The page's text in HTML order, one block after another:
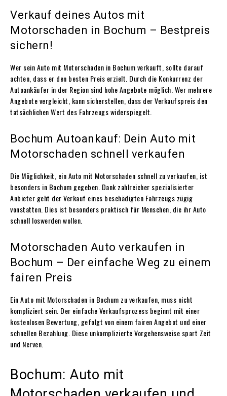
Verkauf deines Autos mit
Motorschaden in Bochum – Bestpreis
sichern!
Wer sein Auto mit Motorschaden in Bochum verkauft, sollte darauf
achten, dass er den besten Preis erzielt. Durch die Konkurrenz der
Autoankäufer in der Region sind hohe Angebote möglich. Wer mehrere
Angebote vergleicht, kann sicherstellen, dass der Verkaufspreis den
tatsächlichen Wert des Fahrzeugs widerspiegelt.
Bochum Autoankauf: Dein Auto mit
Motorschaden schnell verkaufen
Die Möglichkeit, ein Auto mit Motorschaden schnell zu verkaufen, ist
besonders in Bochum gegeben. Dank zahlreicher spezialisierter
Anbieter geht der Verkauf eines beschädigten Fahrzeugs zügig
vonstatten. Dies ist besonders praktisch für Menschen, die ihr Auto
schnell loswerden wollen.
Motorschaden Auto verkaufen in
Bochum – Der einfache Weg zu einem
fairen Preis
Ein Auto mit Motorschaden in Bochum zu verkaufen, muss nicht
kompliziert sein. Der einfache Verkaufsprozess beginnt mit einer
kostenlosen Bewertung, gefolgt von einem fairen Angebot und einer
schnellen Bezahlung. Diese unkomplizierte Vorgehensweise spart Zeit
und Nerven.
Bochum: Auto mit